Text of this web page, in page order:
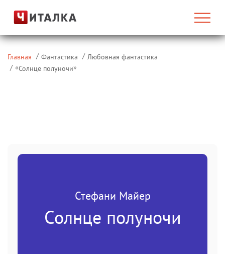
Главная Фантастика
Любовная фантастика
«Солнце полуночи»
Стефани Майер
Солнце полуночи